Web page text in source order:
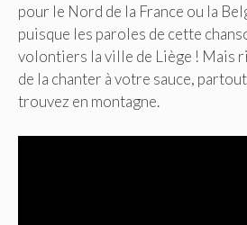
pour le Nord de la France ou la
puisque les paroles de cette
volontiers la ville de Liège ! Mais
de la chanter à votre sauce,
trouvez en montagne.